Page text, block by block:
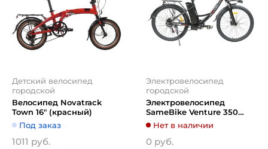
Детский велосипед
городской
Велосипед Novatrack
Town 16" (красный)
Под заказ
1011 руб.
Электровелосипед
городской
Электровелосипед
SameBike Venture 350
(черный)
Нет в наличии
0 руб.